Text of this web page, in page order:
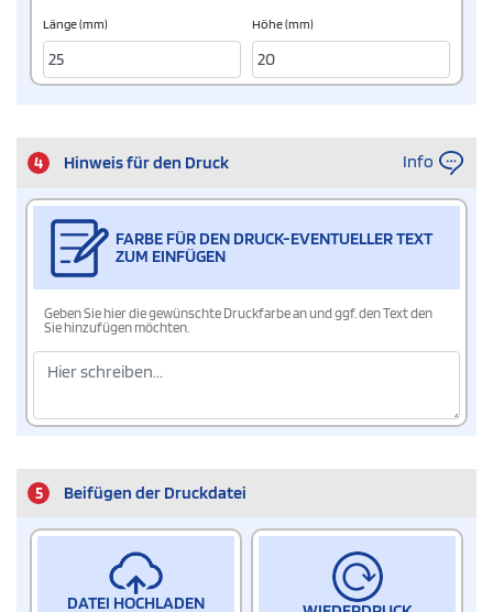
Länge (mm) Höhe (mm)
4 Hinweis für den Druck Info
FARBE FÜR DEN DRUCK-EVENTUELLER TEXT
ZUM EINFÜGEN
Geben Sie hier die gewünschte Druckfarbe an und ggf. den Text den
Sie hinzufügen möchten.
5 Beifügen der Druckdatei
DATEI HOCHLADEN